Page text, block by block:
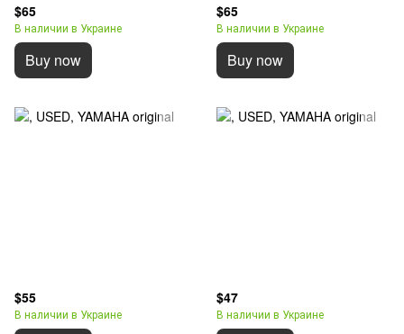
$65
В наличии в Украине
Buy now
$65
В наличии в Украине
Buy now
$55
В наличии в Украине
$47
В наличии в Украине